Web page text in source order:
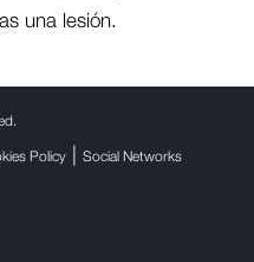
una lesión.
Policy|
Social Networks